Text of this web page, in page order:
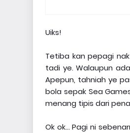
Uiks!
Tetiba kan pepagi
tadi ye. Walaupun
Apepun, tahniah ye
bola sepak Sea
menang tipis dari
Ok ok... Pagi ni